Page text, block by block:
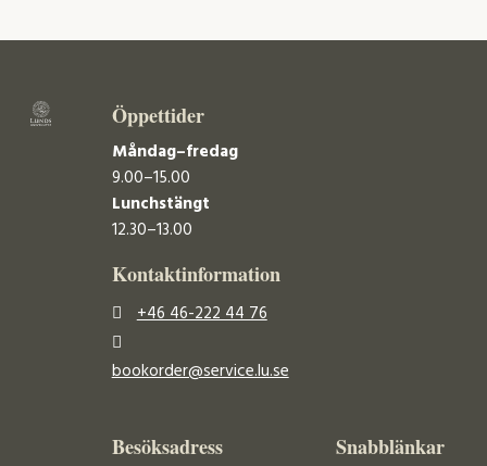
Öppettider
Måndag–fredag
9.00–15.00
Lunchstängt
12.30–13.00
Kontaktinformation
+46 46-222 44 76
bookorder@service.lu.se
Besöksadress Snabblänkar